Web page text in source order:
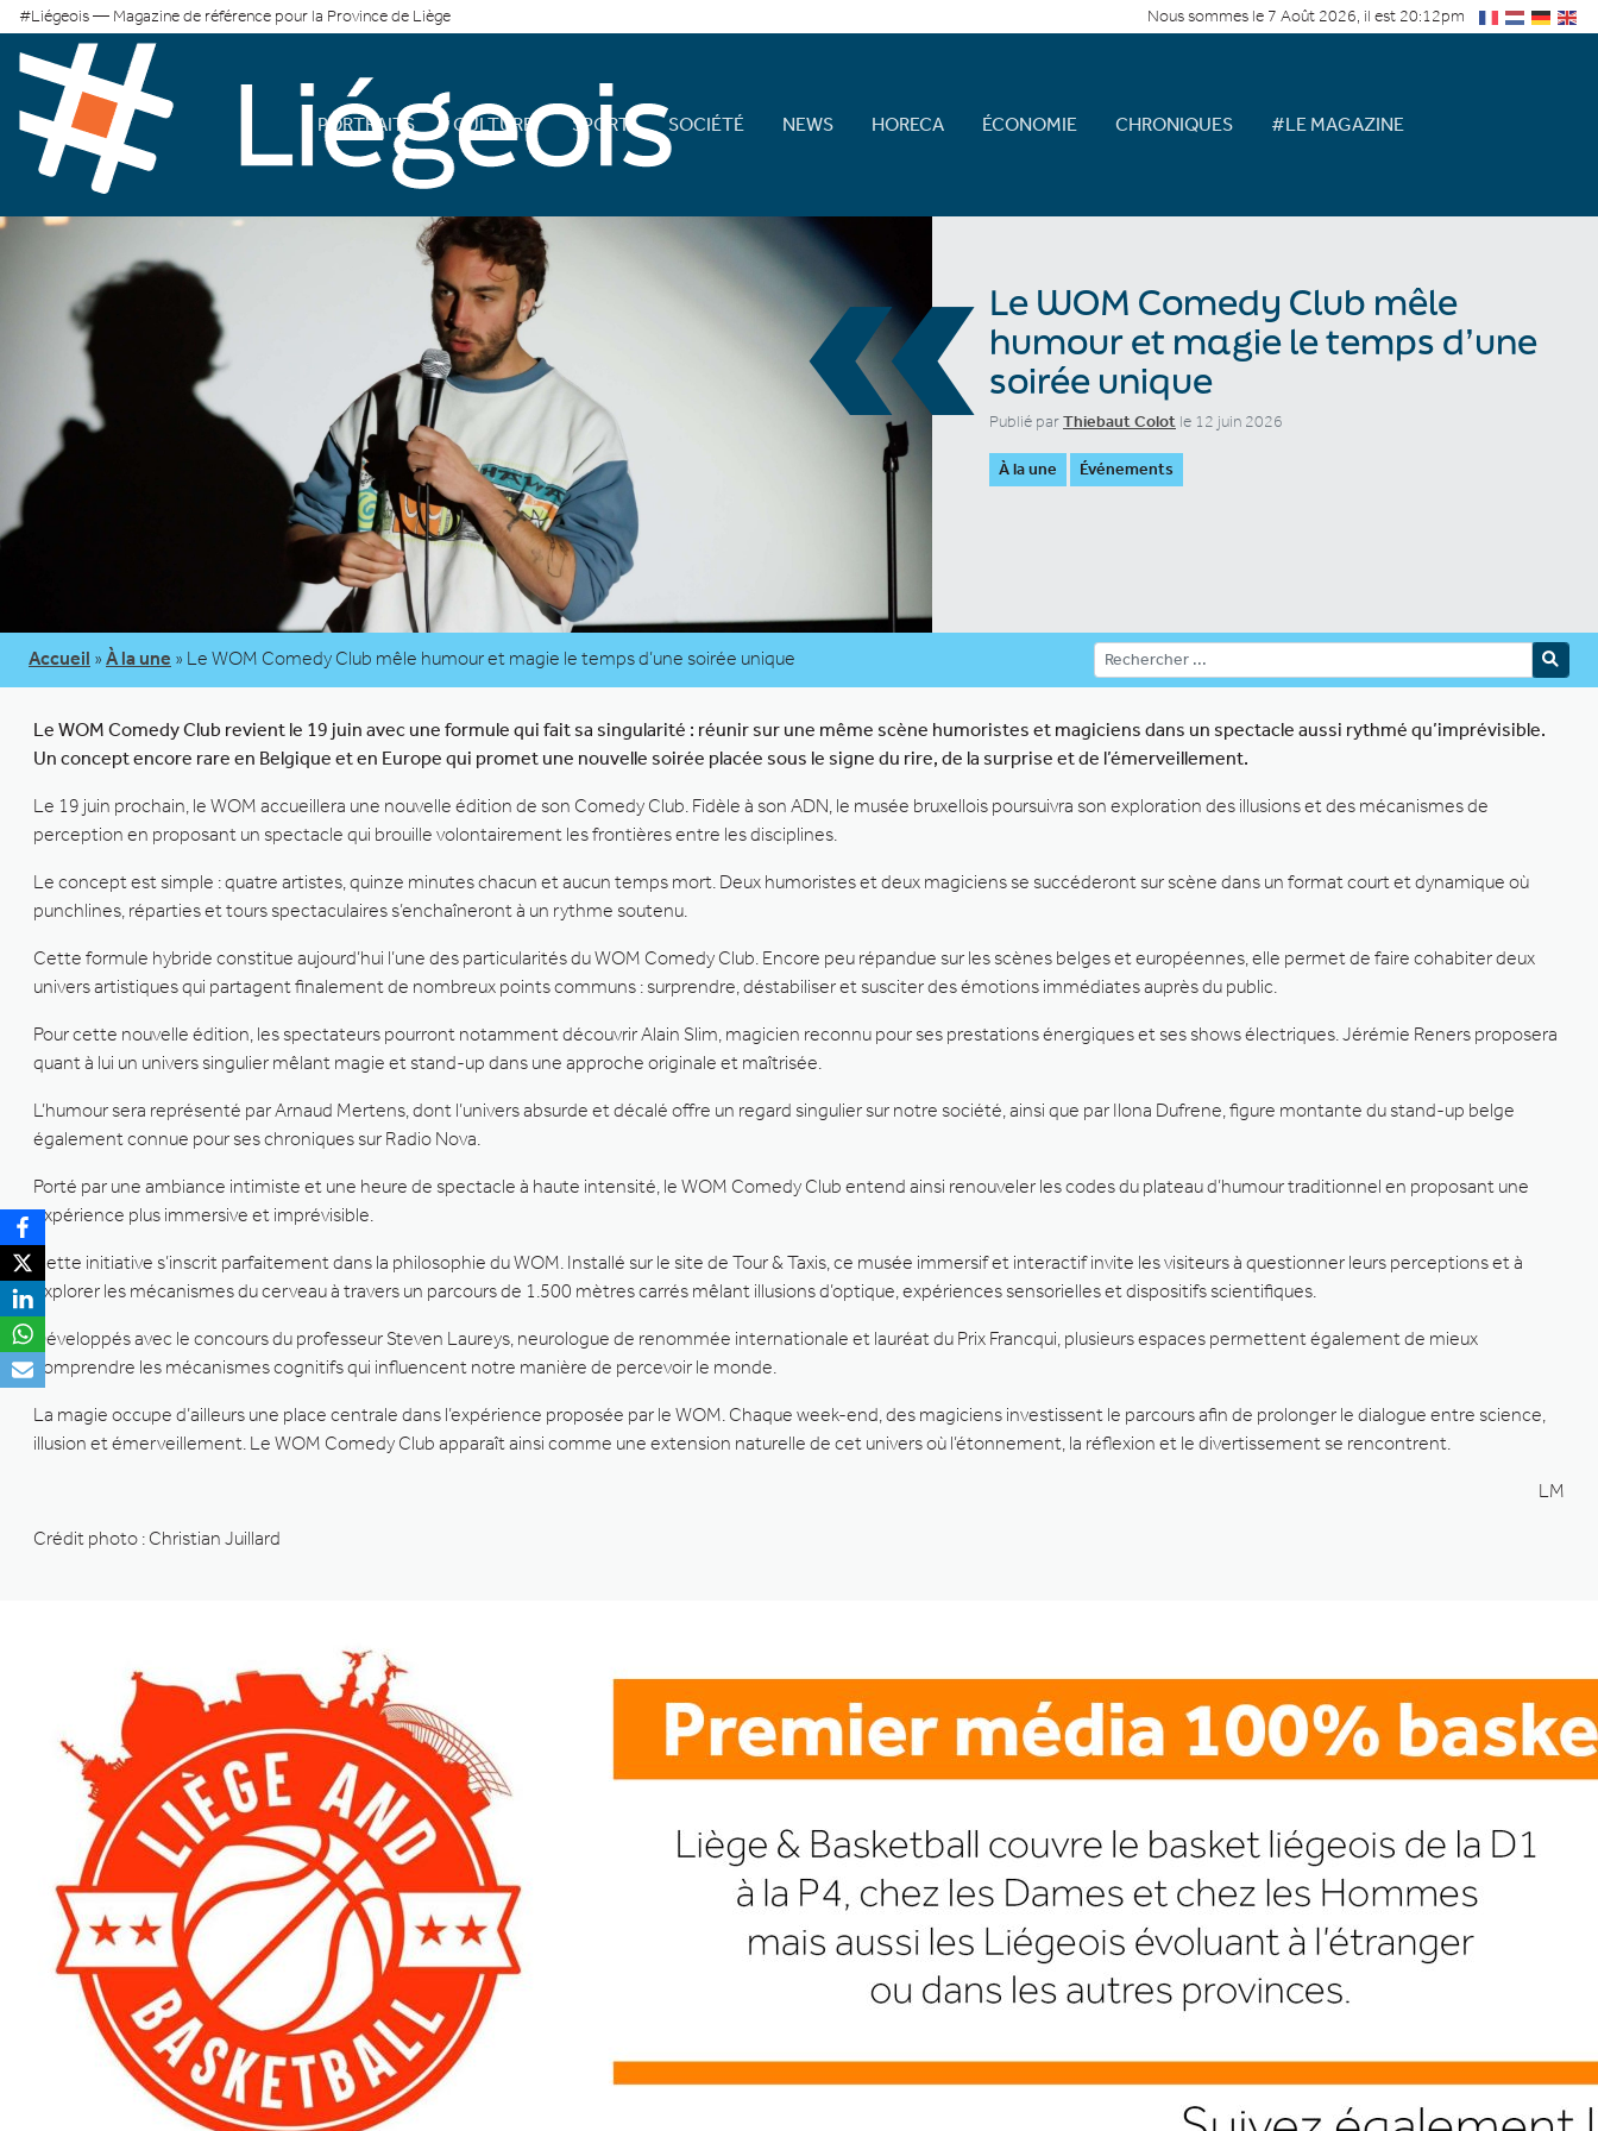
#Liégeois — Magazine de référence pour la Province de Liège Nous sommes le 7 Août 2026, il est 20:12pm
PORTRAITS CULTURE SPORT SOCIÉTÉ NEWS HORECA ÉCONOMIE CHRONIQUES #LE MAGAZINE
«Le WOM Comedy Club mêle
humour et magie le temps d’une
soirée unique
Publié parThiebaut Colot le 12 juin 2026
À la une Événements
Accueil » À la une » Le WOM Comedy Club mêle humour et magie le temps d’une soirée unique
Le WOM Comedy Club revient le 19 juin avec une formule qui fait sa singularité : réunir sur une même scène humoristes et magiciens dans un spectacle aussi rythmé qu’imprévisible.
Un concept encore rare en Belgique et en Europe qui promet une nouvelle soirée placée sous le signe du rire, de la surprise et de l’émerveillement.
Le 19 juin prochain, le WOM accueillera une nouvelle édition de son Comedy Club. Fidèle à son ADN, le musée bruxellois poursuivra son exploration des illusions et des mécanismes de
perception en proposant un spectacle qui brouille volontairement les frontières entre les disciplines.
Le concept est simple : quatre artistes, quinze minutes chacun et aucun temps mort. Deux humoristes et deux magiciens se succéderont sur scène dans un format court et dynamique où
punchlines, réparties et tours spectaculaires s’enchaîneront à un rythme soutenu.
Cette formule hybride constitue aujourd’hui l’une des particularités du WOM Comedy Club. Encore peu répandue sur les scènes belges et européennes, elle permet de faire cohabiter deux
univers artistiques qui partagent finalement de nombreux points communs : surprendre, déstabiliser et susciter des émotions immédiates auprès du public.
Pour cette nouvelle édition, les spectateurs pourront notamment découvrir Alain Slim, magicien reconnu pour ses prestations énergiques et ses shows électriques. Jérémie Reners proposera
quant à lui un univers singulier mêlant magie et stand-up dans une approche originale et maîtrisée.
L’humour sera représenté par Arnaud Mertens, dont l’univers absurde et décalé offre un regard singulier sur notre société, ainsi que par Ilona Dufrene, figure montante du stand-up belge
également connue pour ses chroniques sur Radio Nova.
Porté par une ambiance intimiste et une heure de spectacle à haute intensité, le WOM Comedy Club entend ainsi renouveler les codes du plateau d’humour traditionnel en proposant une
expérience plus immersive et imprévisible.
Cette initiative s’inscrit parfaitement dans la philosophie du WOM. Installé sur le site de Tour & Taxis, ce musée immersif et interactif invite les visiteurs à questionner leurs perceptions et à
explorer les mécanismes du cerveau à travers un parcours de 1.500 mètres carrés mêlant illusions d’optique, expériences sensorielles et dispositifs scientifiques.
Développés avec le concours du professeur Steven Laureys, neurologue de renommée internationale et lauréat du Prix Francqui, plusieurs espaces permettent également de mieux
comprendre les mécanismes cognitifs qui influencent notre manière de percevoir le monde.
La magie occupe d’ailleurs une place centrale dans l’expérience proposée par le WOM. Chaque week-end, des magiciens investissent le parcours afin de prolonger le dialogue entre science,
illusion et émerveillement. Le WOM Comedy Club apparaît ainsi comme une extension naturelle de cet univers où l’étonnement, la réflexion et le divertissement se rencontrent.
LM
Crédit photo : Christian Juillard